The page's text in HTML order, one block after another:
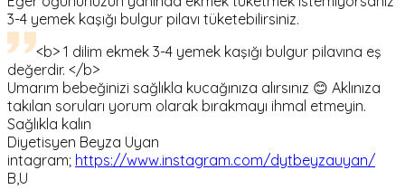
3-4 yemek kaşığı bulgur pilavı tüketebilirsiniz.
<b> 1 dilim ekmek 3-4 yemek kaşığı bulgur pilavına eş
değerdir. </b>
Umarım bebeğinizi sağlıkla kucağınıza alırsınız 😊 Aklınıza
takılan soruları yorum olarak bırakmayı ihmal etmeyin.
Sağlıkla kalın
Diyetisyen Beyza Uyan
intagram; https://www.instagram.com/dytbeyzauyan/
B,U